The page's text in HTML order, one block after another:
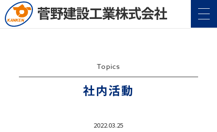
Topics
社内活動
2022.03.25